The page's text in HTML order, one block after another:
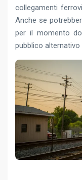
collegamenti
Anche se
per il momento
pubblico alternativo